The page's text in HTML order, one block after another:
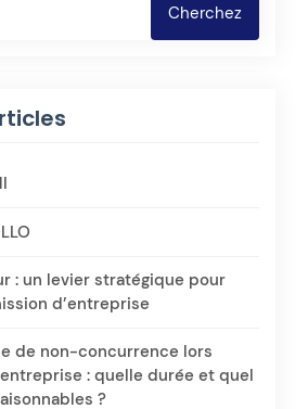
Cherchez
: un levier stratégique pour
d’entreprise
de non-concurrence lors
: quelle durée et quel
?